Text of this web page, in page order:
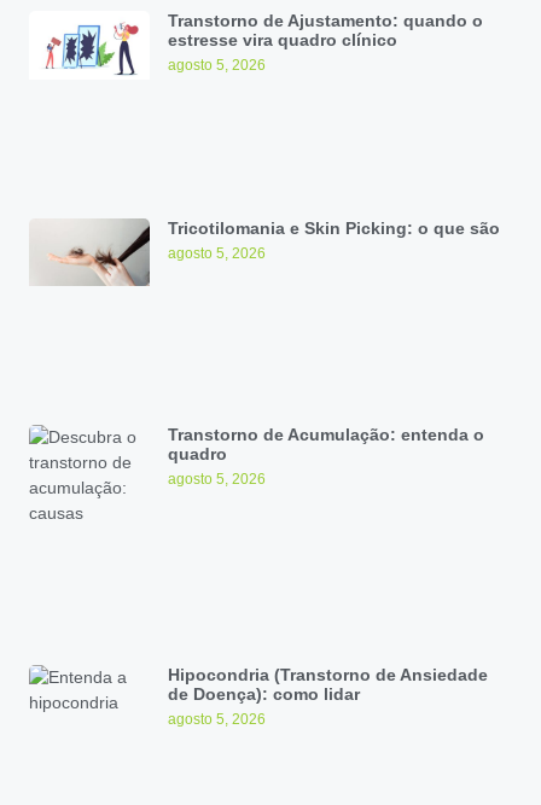
Transtorno de Ajustamento: quando o
estresse vira quadro clínico
agosto 5, 2026
Tricotilomania e Skin Picking: o que são
agosto 5, 2026
Transtorno de Acumulação: entenda o
quadro
agosto 5, 2026
Hipocondria (Transtorno de Ansiedade
de Doença): como lidar
agosto 5, 2026